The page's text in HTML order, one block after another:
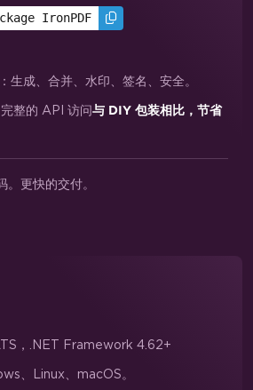
IronPDF
生成、合并、水印、签名、安全。
整的 API 访问与 DIY 包装相比，节省
。更快的交付。
，.NET Framework 4.62+
、Linux、macOS。